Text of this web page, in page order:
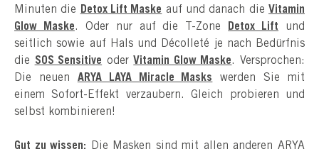
Minuten die
Detox Lift Maske auf und danach dieVitamin
Glow Maske. Oder nur auf die T-Zone Detox Lift und
seitlich sowie auf Hals und Décolleté je nach Bedürfnis
die SOS Sensitive oderVitamin Glow Maske. Versprochen:
Die neuen ARYA LAYA Miracle Masks werden Sie mit
einem Sofort-Effekt verzaubern. Gleich probieren und
selbst kombinieren!
Gut zu wissen: Die Masken sind mit allen anderen ARYA